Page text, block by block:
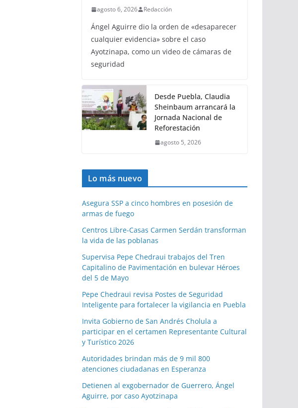
agosto 6, 2026 Redacción
Ángel Aguirre dio la orden de «desaparecer
cualquier evidencia» sobre el caso
Ayotzinapa, como un video de cámaras de
seguridad
Desde Puebla, Claudia
Sheinbaum arrancará la
Jornada Nacional de
Reforestación
agosto 5, 2026
Lo más nuevo
Asegura SSP a cinco hombres en posesión de
armas de fuego
Centros Libre-Casas Carmen Serdán transforman
la vida de las poblanas
Supervisa Pepe Chedraui trabajos del Tren
Capitalino de Pavimentación en bulevar Héroes
del 5 de Mayo
Pepe Chedraui revisa Postes de Seguridad
Inteligente para fortalecer la vigilancia en Puebla
Invita Gobierno de San Andrés Cholula a
participar en el certamen Representante Cultural
y Turístico 2026
Autoridades brindan más de 9 mil 800
atenciones ciudadanas en Esperanza
Detienen al exgobernador de Guerrero, Ángel
Aguirre, por caso Ayotzinapa